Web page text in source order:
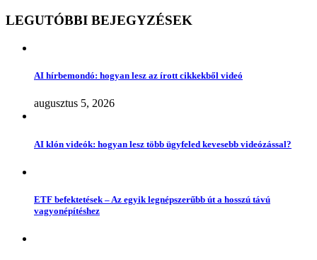
LEGUTÓBBI BEJEGYZÉSEK
AI hírbemondó: hogyan lesz az írott cikkekből videó
augusztus 5, 2026
AI klón videók: hogyan lesz több ügyfeled kevesebb videózással?
ETF befektetések – Az egyik legnépszerűbb út a hosszú távú
vagyonépítéshez